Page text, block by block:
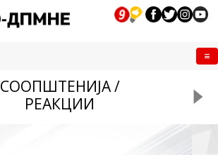
СООПШТЕНИЈА /
РЕАКЦИИ